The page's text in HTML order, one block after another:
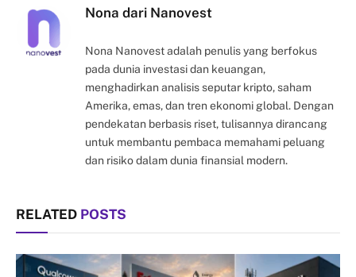
Nona dari Nanovest
Nona Nanovest adalah penulis yang berfokus
pada dunia investasi dan keuangan,
menghadirkan analisis seputar kripto, saham
Amerika, emas, dan tren ekonomi global. Dengan
pendekatan berbasis riset, tulisannya dirancang
untuk membantu pembaca memahami peluang
dan risiko dalam dunia finansial modern.
RELATED POSTS